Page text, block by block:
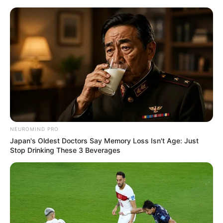
Indoor- und Outdoorfreizeitarena Fundorena am
Feldberg
Breisgau-Hochschwarzwald & Freiburg
Kletterwald an der Indoor- und Outdoor-Freizeitanlage
NEUROMIND PRO
Japan's Oldest Doctors Say Memory Loss Isn't Age: Just
Stop Drinking These 3 Beverages